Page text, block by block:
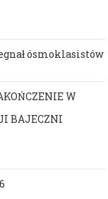
ósmoklasistów
W
BAJECZNI